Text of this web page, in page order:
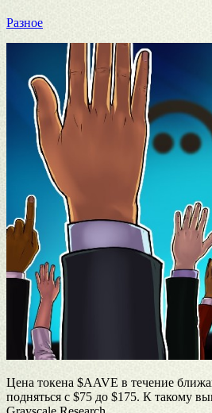
Разное
Цена токена $AAVE в течение
подняться с $75 до $175. К такому